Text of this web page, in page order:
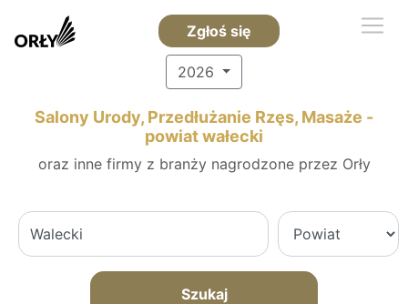
Zgłoś się
2026
Salony Urody, Przedłużanie Rzęs, Masaże -
powiat wałecki
oraz inne firmy z branży nagrodzone przez Orły
Szukaj